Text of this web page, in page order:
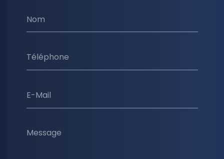
Nom
Téléphone
E-Mail
Message